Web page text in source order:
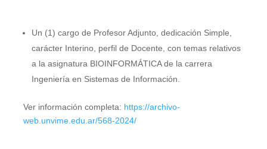
Un (1) cargo de Profesor Adjunto, dedicación Simple,
carácter Interino, perfil de Docente, con temas relativos
a la asignatura BIOINFORMÁTICA de la carrera
Ingeniería en Sistemas de Información.
Ver información completa: https://archivo-
web.unvime.edu.ar/568-2024/